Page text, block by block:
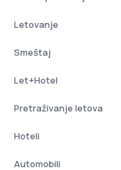
Letovanje
Smeštaj
Let+Hotel
Pretraživanje letova
Hoteli
Automobili